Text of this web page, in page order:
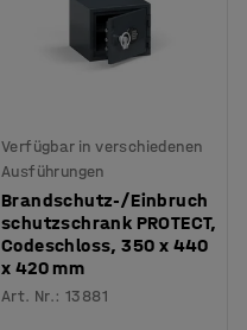
Verfügbar in verschiedenen
Ausführungen
Brandschutz-/Einbruch
schutzschrank PROTECT,
Codeschloss, 350 x 440
x 420 mm
Art. Nr.:13881